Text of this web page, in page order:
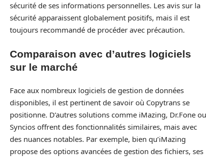
sécurité de ses informations personnelles. Les avis sur la
sécurité apparaissent globalement positifs, mais il est
toujours recommandé de procéder avec précaution.
Comparaison avec d’autres logiciels
sur le marché
Face aux nombreux logiciels de gestion de données
disponibles, il est pertinent de savoir où Copytrans se
positionne. D’autres solutions comme iMazing, Dr.Fone ou
Syncios offrent des fonctionnalités similaires, mais avec
des nuances notables. Par exemple, bien qu’iMazing
propose des options avancées de gestion des fichiers, ses